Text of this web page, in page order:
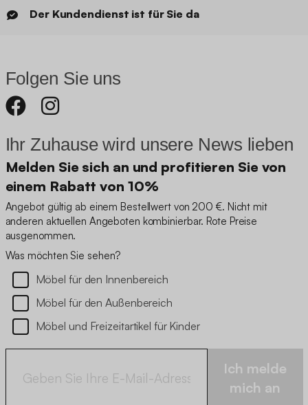
Der Kundendienst ist für Sie da
Folgen Sie uns
Ihr Zuhause wird unsere News lieben
Melden Sie sich an und profitieren Sie von
einem Rabatt von 10%
Angebot gültig ab einem Bestellwert von 200 €. Nicht mit
anderen aktuellen Angeboten kombinierbar. Rote Preise
ausgenommen.
Was möchten Sie sehen?
Möbel für den Innenbereich
Möbel für den Außenbereich
Möbel und Freizeitartikel für Kinder
Ich melde
mich an